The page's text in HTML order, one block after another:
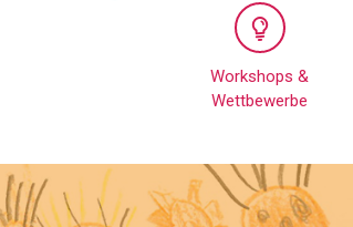
Workshops &
Wettbewerbe